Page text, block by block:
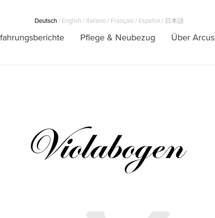
Pflege & Neubezug Über Arcus
Deutsch/ English / Italiano/ Français / Español / 日本語
Violabogen